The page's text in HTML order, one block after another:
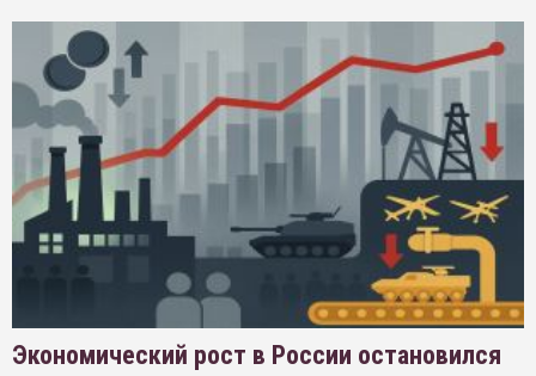
Экономический рост в России остановился